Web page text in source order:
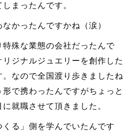
まったんです。
かったんですかね（涙）
殊な業態の会社だったんで
ジナルジュエリーを創作した
なので全国渡り歩きましたね
で携わったんですがちょっと
就職させて頂きました。
る」側を学んでいたんです